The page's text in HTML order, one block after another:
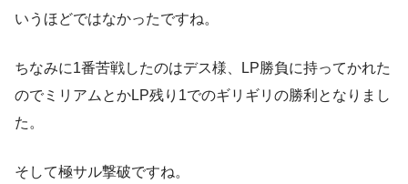
いうほどではなかったですね。
ちなみに1番苦戦したのはデス様、LP勝負に持ってかれた
のでミリアムとかLP残り1でのギリギリの勝利となりまし
た。
そして極サル撃破ですね。